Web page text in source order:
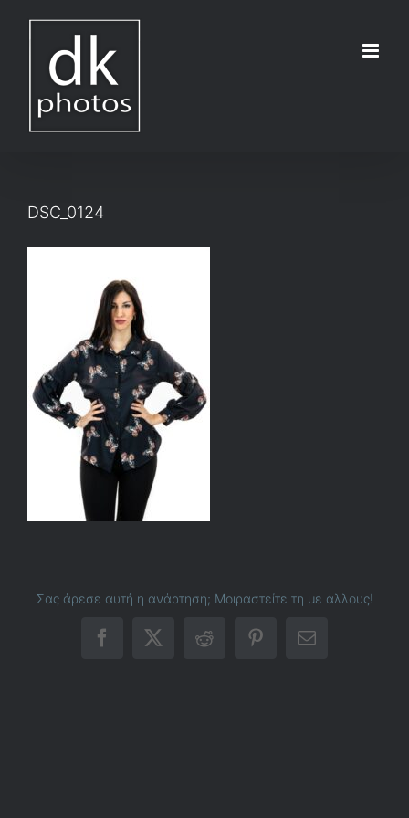
DSC_0124
Σας άρεσε αυτή η ανάρτηση; Μοιραστείτε τη με άλλους!
Facebook
X RedditPinterestEmail